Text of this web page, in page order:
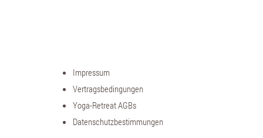
Impressum
Vertragsbedingungen
Yoga-Retreat AGBs
Datenschutzbestimmungen